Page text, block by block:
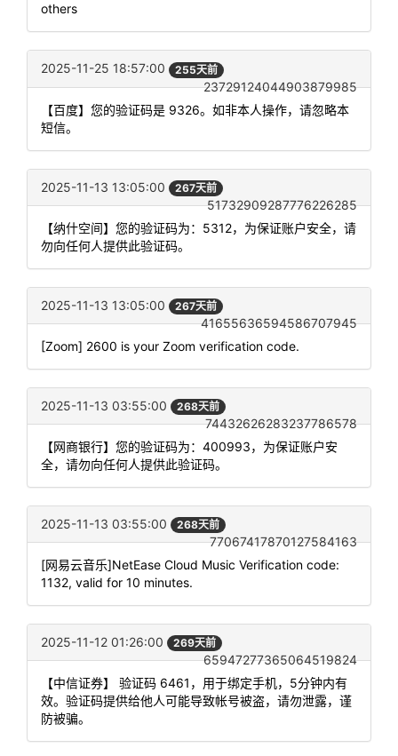
others
2025-11-25 18:57:00 255天前
23729124044903879985
【百度】您的验证码是 9326。如非本人操作，请忽略本
短信。
2025-11-13 13:05:00 267天前
51732909287776226285
【纳什空间】您的验证码为：5312，为保证账户安全，请
勿向任何人提供此验证码。
2025-11-13 13:05:00 267天前
41655636594586707945
[Zoom] 2600 is your Zoom verification code.
2025-11-13 03:55:00 268天前
74432626283237786578
【网商银行】您的验证码为：400993，为保证账户安
全，请勿向任何人提供此验证码。
2025-11-13 03:55:00 268天前
77067417870127584163
[网易云音乐]NetEase Cloud Music Verification code:
1132, valid for 10 minutes.
2025-11-12 01:26:00 269天前
65947277365064519824
【中信证券】 验证码 6461，用于绑定手机，5分钟内有
效。验证码提供给他人可能导致帐号被盗，请勿泄露，谨
防被骗。